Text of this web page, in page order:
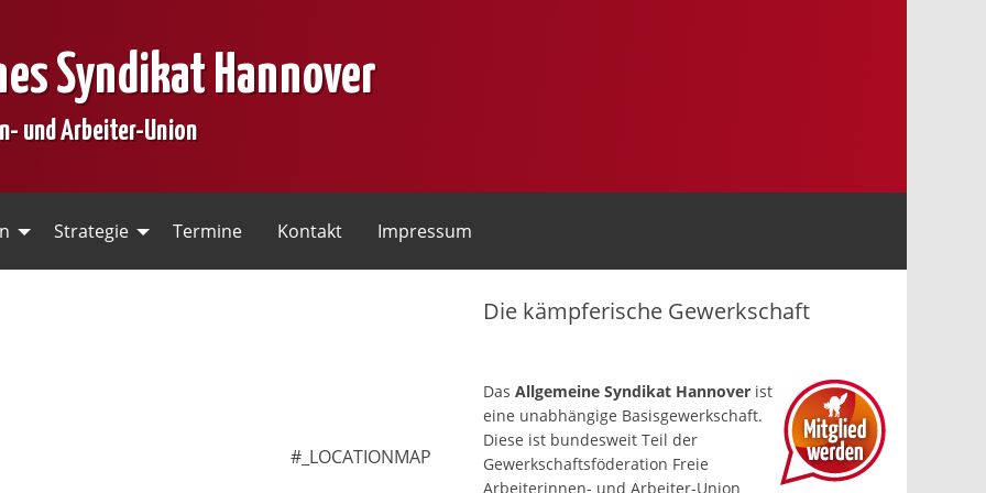
Syndikat Hannover
und Arbeiter-Union
Strategie Termine Kontakt Impressum
#_LOCATIONMAP
Die kämpferische Gewerkschaft
Das Allgemeine Syndikat Hannover ist
eine un­abhängige Basis­gewerkschaft.
Diese ist bundesweit Teil der
Gewerkschafts­föderation Freie
Arbeiterinnen- und Arbeiter-Union